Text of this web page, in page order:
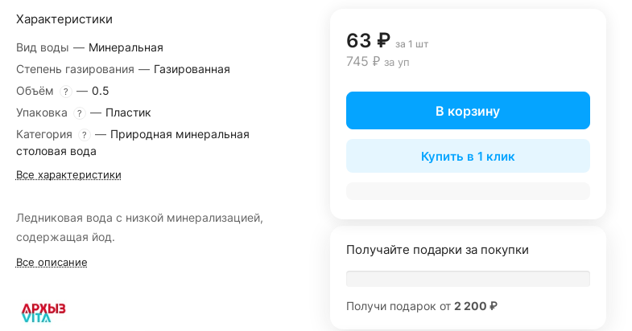
Характеристики
Вид воды — Минеральная
Степень газирования — Газированная
Объём
? — 0.5
Упаковка
? — Пластик
Категория
? — Природная минеральная
столовая вода
Все характеристики
Ледниковая вода c низкой минерализацией,
содержащая йод.
Все описание
63 ₽ за 1 шт
745 ₽ за уп
В корзину
Купить в 1 клик
Получайте подарки за покупки
Получи подарок от 2 200 ₽